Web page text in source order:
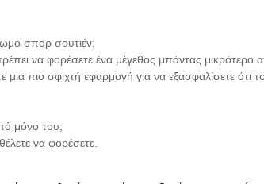
σπορ σουτιέν;
να φορέσετε ένα μέγεθος μπάντας
πιο σφιχτή εφαρμογή για να εξασφαλίσετε ότι
μόνο του;
να φορέσετε.